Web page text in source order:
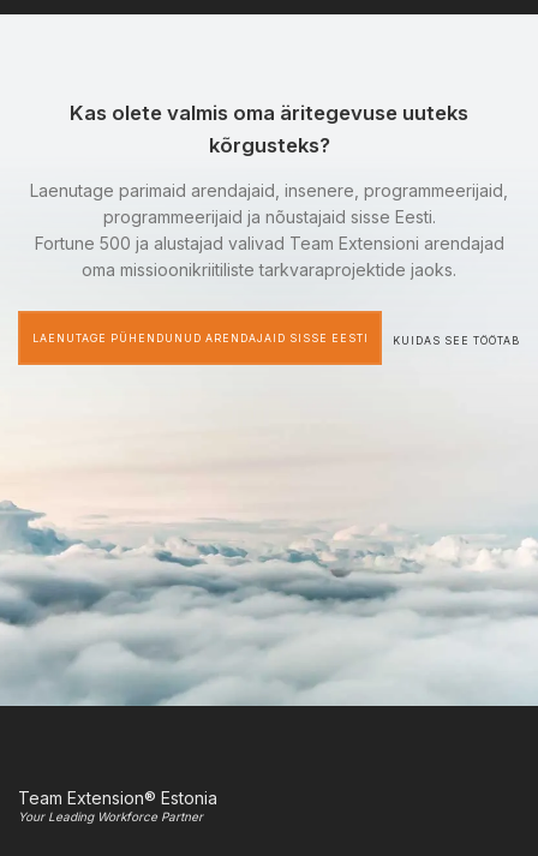
Kas olete valmis oma äritegevuse uuteks
kõrgusteks?
Laenutage parimaid arendajaid, insenere, programmeerijaid,
programmeerijaid ja nõustajaid sisse Eesti.
Fortune 500 ja alustajad valivad Team Extensioni arendajad
oma missioonikriitiliste tarkvaraprojektide jaoks.
LAENUTAGE PÜHENDUNUD ARENDAJAID SISSE EESTI KUIDAS SEE TÖÖTAB
Team Extension® Estonia
Your Leading Workforce Partner